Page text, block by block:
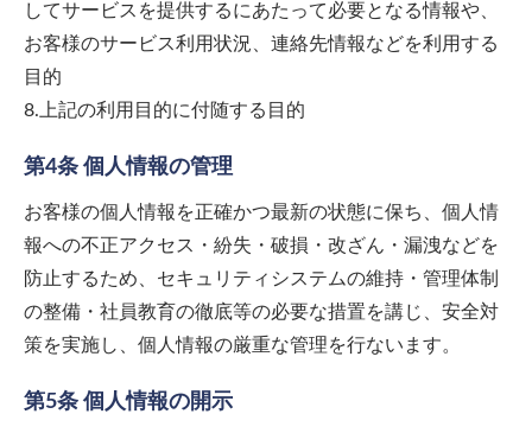
してサービスを提供するにあたって必要となる情報や、
お客様のサービス利用状況、連絡先情報などを利用する
目的
8.上記の利用目的に付随する目的
第4条 個人情報の管理
お客様の個人情報を正確かつ最新の状態に保ち、個人情
報への不正アクセス・紛失・破損・改ざん・漏洩などを
防止するため、セキュリティシステムの維持・管理体制
の整備・社員教育の徹底等の必要な措置を講じ、安全対
策を実施し、個人情報の厳重な管理を行ないます。
第5条 個人情報の開示